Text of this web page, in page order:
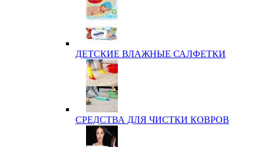
ДЕТСКИЕ ВЛАЖНЫЕ САЛФЕТКИ
СРЕДСТВА ДЛЯ ЧИСТКИ КОВРОВ